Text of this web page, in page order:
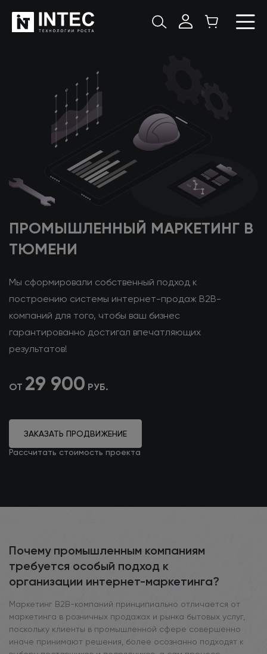
ПРОМЫШЛЕННЫЙ МАРКЕТИНГ В
ТЮМЕНИ
Мы сформировали собственный подход к
построению системы интернет-продаж B2B-
компаний для того, чтобы ваш бизнес
гарантированно достигал впечатляющих
результатов!
ОТ 29 900 РУБ.
ЗАКАЗАТЬ ПРОДВИЖЕНИЕ
Рассчитать стоимость проекта
Почему промышленным компаниям
требуется особый подход к
организации интернет-маркетинга?
Маркетинг В2В-компаний принципиально отличается от
маркетинга в розничных продажах и рынка бытовых услуг,
поскольку клиенты в промышленной сфере совершенно
иначе принимают решения, более осознанно подходят к